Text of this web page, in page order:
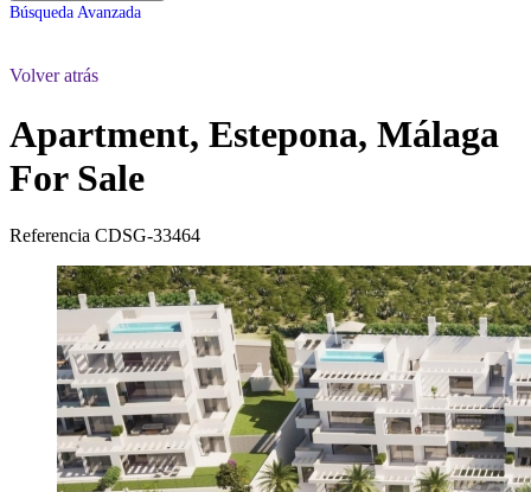
Búsqueda Avanzada
Volver atrás
Apartment, Estepona, Málaga
For Sale
Referencia CDSG-33464